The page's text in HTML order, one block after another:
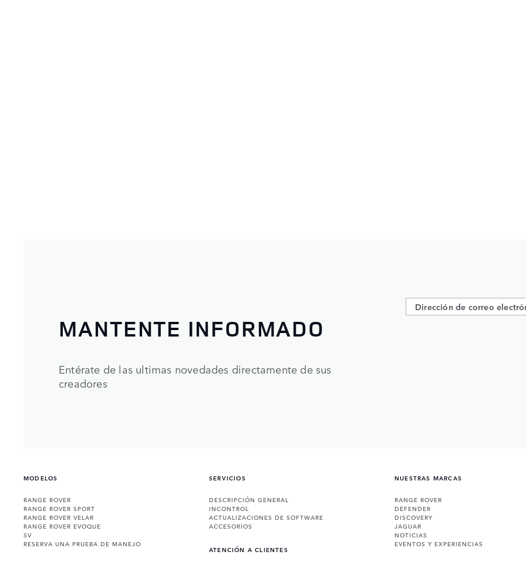
MANTENTE INFORMADO
Entérate de las ultimas novedades directamente de sus
creadores
MODELOS
RANGE ROVER
RANGE ROVER SPORT
RANGE ROVER VELAR
RANGE ROVER EVOQUE
SV
RESERVA UNA PRUEBA DE MANEJO
SERVICIOS
DESCRIPCIÓN GENERAL
INCONTROL
ACTUALIZACIONES DE SOFTWARE
ACCESORIOS
ATENCIÓN A CLIENTES
NUESTRAS MARCAS
RANGE ROVER
DEFENDER
DISCOVERY
JAGUAR
NOTICIAS
EVENTOS Y EXPERIENCIAS